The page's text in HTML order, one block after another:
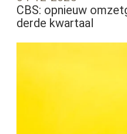
CBS: opnieuw
derde kwartaal